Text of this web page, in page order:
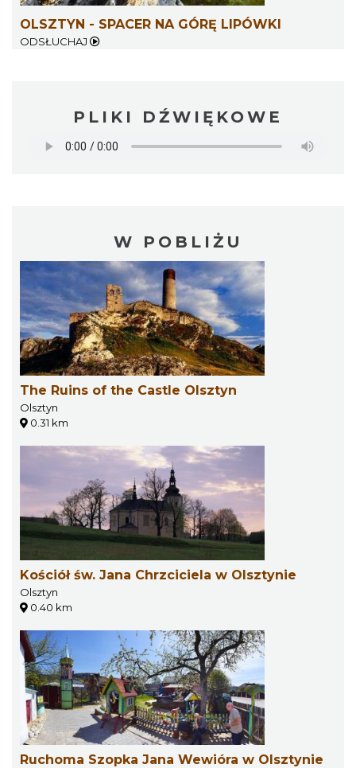
OLSZTYN - SPACER NA GÓRĘ LIPÓWKI
ODSŁUCHAJ
PLIKI DŹWIĘKOWE
W POBLIŻU
The Ruins of the Castle Olsztyn
Olsztyn
0.31 km
Kościół św. Jana Chrzciciela w Olsztynie
Olsztyn
0.40 km
Ruchoma Szopka Jana Wewióra w Olsztynie